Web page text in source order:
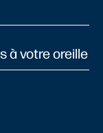
à votre oreille